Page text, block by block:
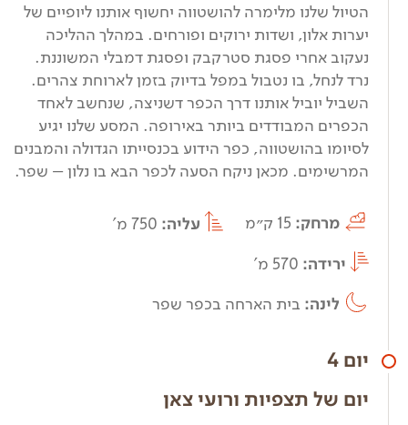
הטיול שלנו מלימרה להושטווה יחשוף אותנו ליופיים של
יערות אלון, ושדות ירוקים ופורחים. במהלך ההליכה
נעקוב אחרי פסגת סטרקבק ופסגת דמבלי המשוננת.
נרד לנחל, בו נטבול במפל בדיוק בזמן לארוחת צהרים.
השביל יוביל אותנו דרך הכפר דשניצה, שנחשב לאחד
הכפרים המבודדים ביותר באירופה. המסע שלנו יגיע
לסיומו בהושטווה, כפר הידוע בכנסייתו הגדולה והמבנים
המרשימים. מכאן ניקח הסעה לכפר הבא בו נלון – שפר.
מרחק: 15 ק״מ עליה: 750 מ'
ירידה: 570 מ'
לינה: בית הארחה בכפר שפר
יום 4
יום של תצפיות ורועי צאן